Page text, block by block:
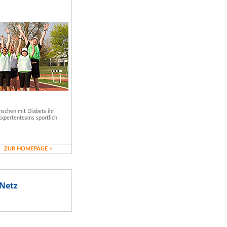
mit Diabets ihr
sportlich
ZUR HOMEPAGE >